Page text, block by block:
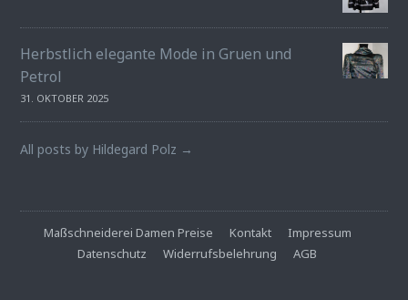
Herbstlich elegante Mode in Gruen und
Petrol
31. OKTOBER 2025
All posts by Hildegard Polz →
Maßschneiderei Damen Preise Kontakt
Impressum
Datenschutz
Widerrufsbelehrung AGB